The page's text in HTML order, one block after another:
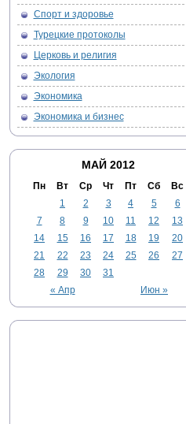
Спорт и здоровье
Турецкие протоколы
Церковь и религия
Экология
Экономика
Экономика и бизнес
МАЙ 2012
Пн Вт Ср Чт Пт Сб Вс
« Апр Июн »
1 2 3 4 5
6
7
8 9 10 11 12
13
14
15 16 17 18 19
20
21
22 23 24 25 26
27
28
29 30 31